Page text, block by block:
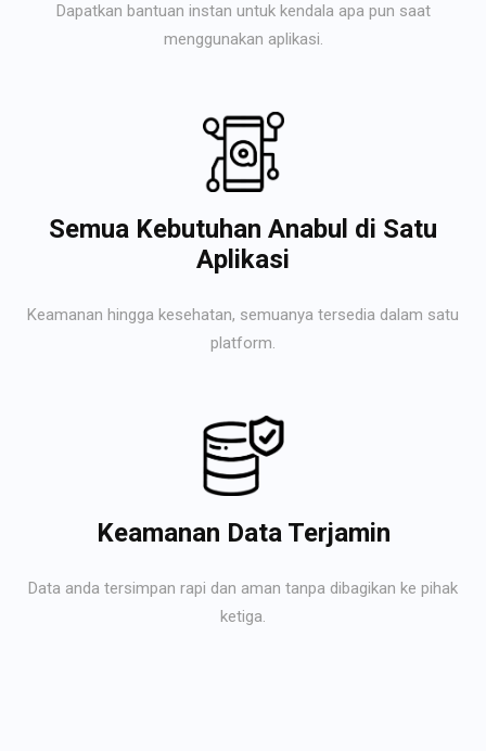
Dapatkan bantuan instan untuk kendala apa pun saat
menggunakan aplikasi.
Semua Kebutuhan Anabul di Satu
Aplikasi
Keamanan hingga kesehatan, semuanya tersedia dalam satu
platform.
Keamanan Data Terjamin
Data anda tersimpan rapi dan aman tanpa dibagikan ke pihak
ketiga.